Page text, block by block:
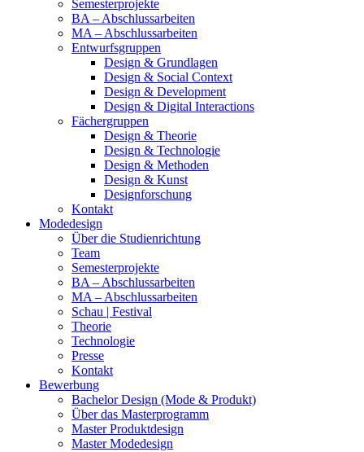
Semesterprojekte
BA – Abschlussarbeiten
MA – Abschlussarbeiten
Entwurfsgruppen
Design & Grundlagen
Design & Social Context
Design & Development
Design & Digital Interactions
Fächergruppen
Design & Theorie
Design & Technologie
Design & Methoden
Design & Kunst
Designforschung
Kontakt
Modedesign
Über die Studienrichtung
Team
Semesterprojekte
BA – Abschlussarbeiten
MA – Abschlussarbeiten
Schau | Festival
Theorie
Technologie
Presse
Kontakt
Bewerbung
Bachelor Design (Mode & Produkt)
Über das Masterprogramm
Master Produktdesign
Master Modedesign